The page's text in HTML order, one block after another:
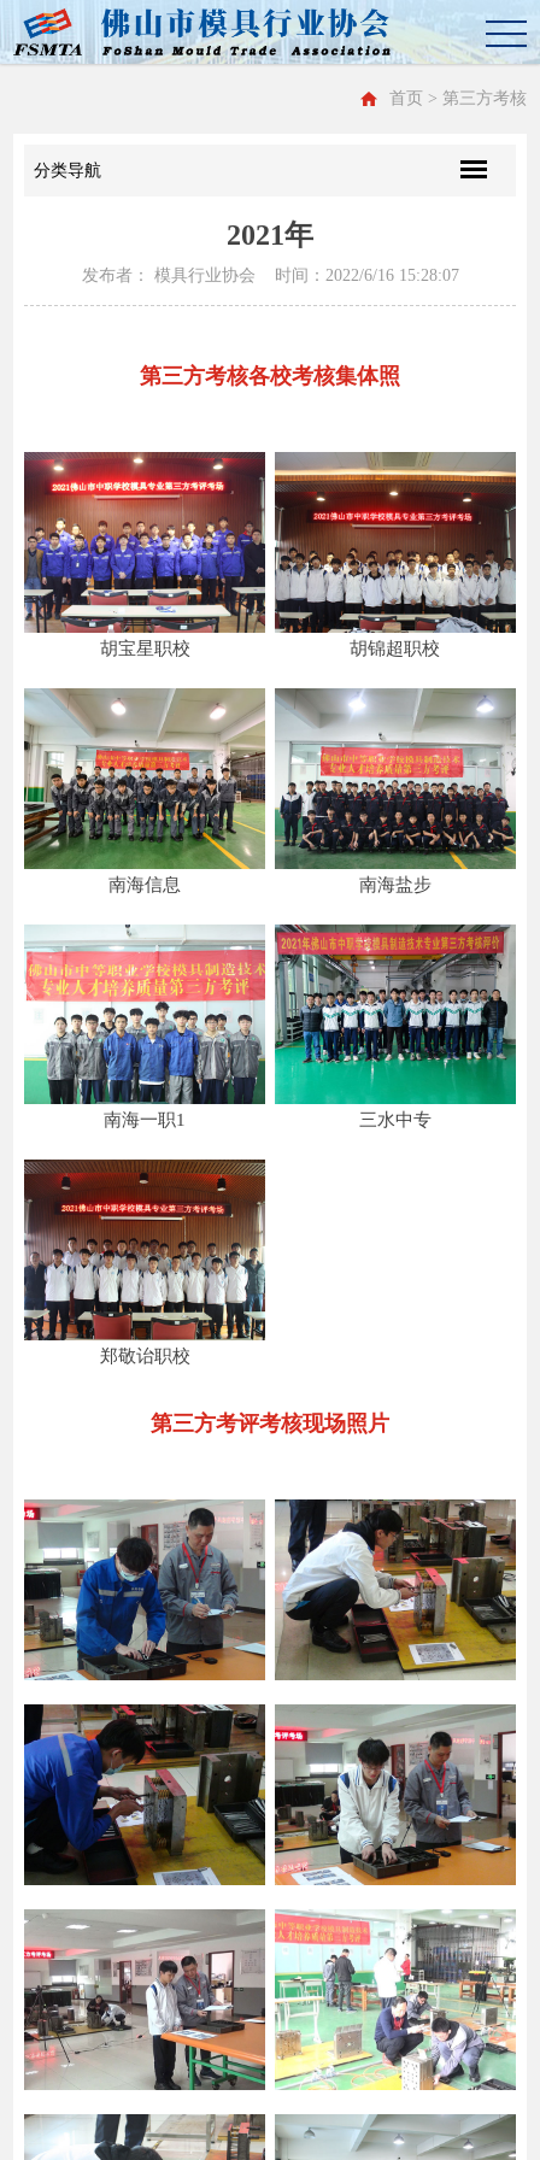
首页 > 第三方考核
分类导航
2021年
发布者： 模具行业协会 时间：2022/6/16 15:28:07
第三方考核各校考核集体照
胡宝星职校 胡锦超职校
南海信息 南海盐步
南海一职1 三水中专
郑敬诒职校
第三方考评考核现场照片